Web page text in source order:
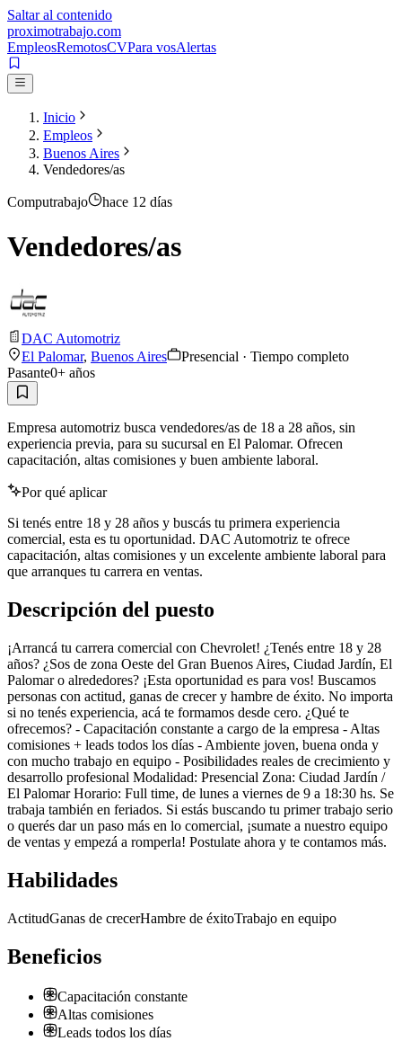
Saltar al contenido
proximotrabajo.com
EmpleosRemotosCVPara vosAlertas
Inicio
Empleos
Buenos Aires
Vendedores/as
Computrabajo hace 12 días
Vendedores/as
DAC Automotriz
El Palomar, Buenos Aires
Presencial · Tiempo completo
Pasante0+ años
Empresa automotriz busca vendedores/as de 18 a 28 años, sin
experiencia previa, para su sucursal en El Palomar. Ofrecen
capacitación, altas comisiones y buen ambiente laboral.
Por qué aplicar
Si tenés entre 18 y 28 años y buscás tu primera experiencia
comercial, esta es tu oportunidad. DAC Automotriz te ofrece
capacitación, altas comisiones y un excelente ambiente laboral para
que arranques tu carrera en ventas.
Descripción del puesto
¡Arrancá tu carrera comercial con Chevrolet! ¿Tenés entre 18 y 28
años? ¿Sos de zona Oeste del Gran Buenos Aires, Ciudad Jardín, El
Palomar o alrededores? ¡Esta oportunidad es para vos! Buscamos
personas con actitud, ganas de crecer y hambre de éxito. No importa
si no tenés experiencia, acá te formamos desde cero. ¿Qué te
ofrecemos? - Capacitación constante a cargo de la empresa - Altas
comisiones + leads todos los días - Ambiente joven, buena onda y
con mucho trabajo en equipo - Posibilidades reales de crecimiento y
desarrollo profesional Modalidad: Presencial Zona: Ciudad Jardín /
El Palomar Horario: Full time, de lunes a viernes de 9 a 18:30 hs. Se
trabaja también en feriados. Si estás buscando tu primer trabajo serio
o querés dar un paso más en lo comercial, ¡sumate a nuestro equipo
de ventas y empezá a romperla! Postulate ahora y te contamos más.
Habilidades
ActitudGanas de crecerHambre de éxitoTrabajo en equipo
Beneficios
Capacitación constante
Altas comisiones
Leads todos los días